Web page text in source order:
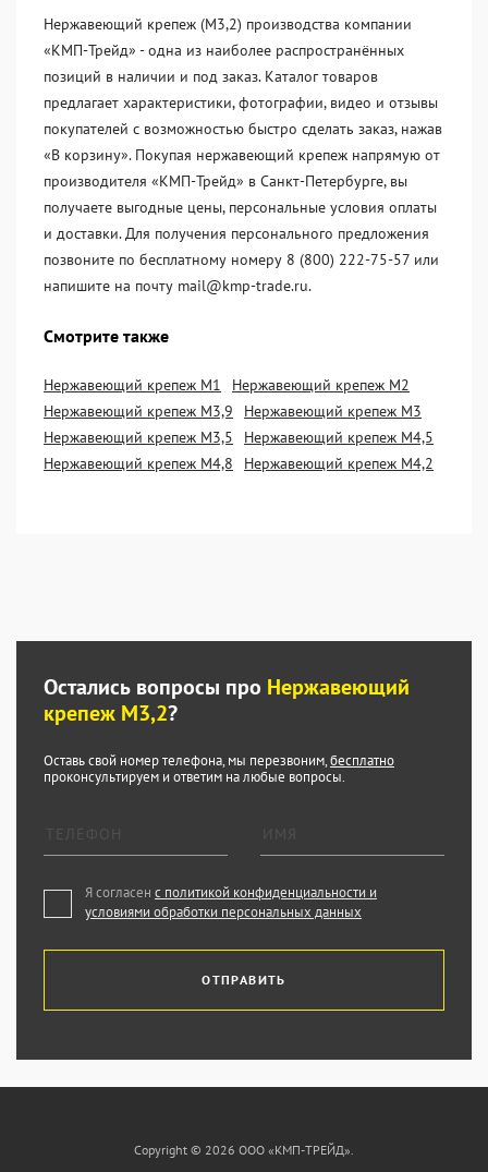
Нержавеющий крепеж (М3,2) производства компании
«KМП-Трейд» - одна из наиболее распространённых
позиций в наличии и под заказ. Каталог товаров
предлагает характеристики, фотографии, видео и отзывы
покупателей с возможностью быстро сделать заказ, нажав
«В корзину». Покупая нержавеющий крепеж напрямую от
производителя «KМП-Трейд» в Санкт-Петербурге, вы
получаете выгодные цены, персональные условия оплаты
и доставки. Для получения персонального предложения
позвоните по бесплатному номеру 8 (800) 222-75-57 или
напишите на почту mail@kmp-trade.ru.
Смотрите также
Нержавеющий крепеж М1
Нержавеющий крепеж М2
Нержавеющий крепеж М3,9
Нержавеющий крепеж М3
Нержавеющий крепеж М3,5
Нержавеющий крепеж М4,5
Нержавеющий крепеж М4,8
Нержавеющий крепеж М4,2
Остались вопросы про Нержавеющий
крепеж М3,2?
Оставь свой номер телефона, мы перезвоним,бесплатно
проконсультируем и ответим на любые вопросы.
Я согласен с политикой конфиденциальности и
условиями обработки персональных данных
ОТПРАВИТЬ
Copyright © 2026 ООО «КМП-ТРЕЙД».